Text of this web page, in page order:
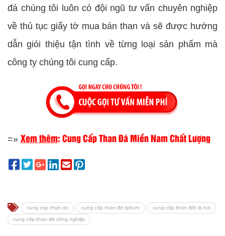
đá chúng tôi luôn có đội ngũ tư vấn chuyên nghiệp
về thủ tục giấy tờ mua bán than và sẽ được hướng
dẫn giói thiệu tận tình về từng loại sản phẩm mà
công ty chúng tôi cung cấp.
=» Xem thêm:Cung Cấp Than Đá Miền Nam Chất Lượng
cung cap than da cung cấp than đá tphcm
cung cấp than đốt lò hơi
cung cấp than đá công nghiệp